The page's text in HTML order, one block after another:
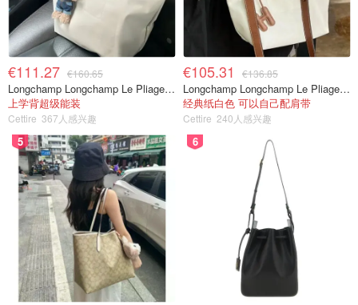
€111.27 €160.65
Longchamp Longchamp Le Pliage 大号手提包
上学背超级能装
Cettire 367人感兴趣
€105.31 €136.85
Longchamp Longchamp Le Pliage 小号拉链托特包
经典纸白色 可以自己配肩带
Cettire 240人感兴趣
5 6